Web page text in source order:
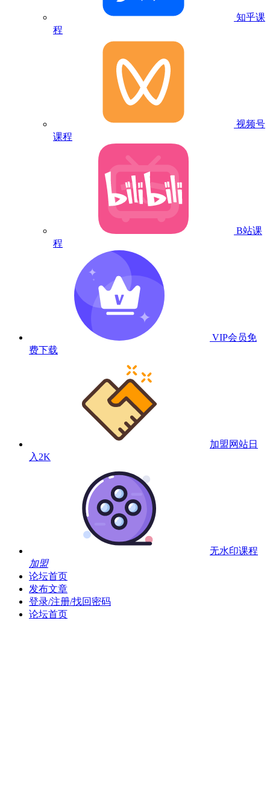
知乎课
程
视频号
课程
B站课
程
VIP会员免
费下载
加盟网站日
入2K
无水印课程
加盟
论坛首页
发布文章
登录/注册/找回密码
论坛首页